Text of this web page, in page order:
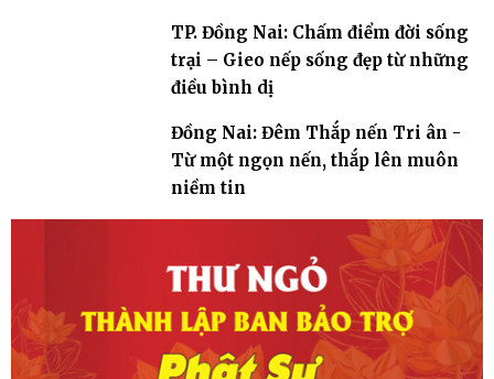
TP. Đồng Nai: Chấm điểm đời sống
trại – Gieo nếp sống đẹp từ những
điều bình dị
Đồng Nai: Đêm Thắp nến Tri ân -
Từ một ngọn nến, thắp lên muôn
niềm tin